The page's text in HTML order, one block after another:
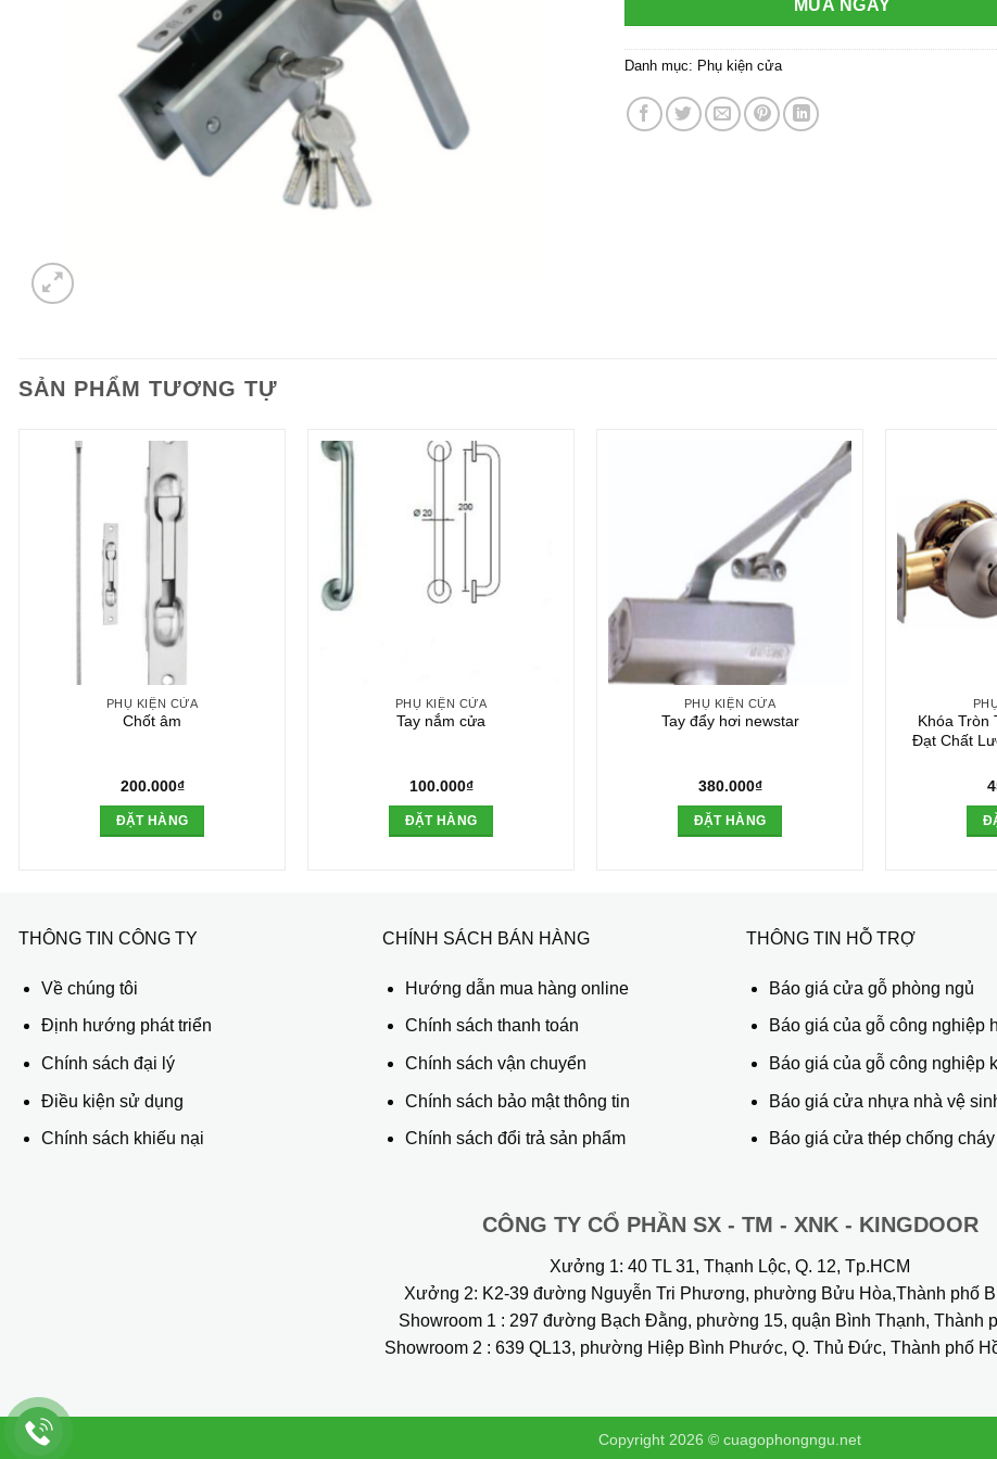
MUA NGAY
Danh mục: Phụ kiện cửa
SẢN PHẨM TƯƠNG TỰ
PHỤ KIỆN CỬA
Chốt âm
200.000₫
ĐẶT HÀNG
PHỤ KIỆN CỬA
Tay nắm cửa
100.000₫
ĐẶT HÀNG
PHỤ KIỆN CỬA
Tay đẩy hơi newstar
380.000₫
ĐẶT HÀNG
Khóa Tròn
Đạt Chất
THÔNG TIN CÔNG TY
Về chúng tôi
Định hướng phát triển
Chính sách đại lý
Điều kiện sử dụng
Chính sách khiếu nại
CHÍNH SÁCH BÁN HÀNG
Hướng dẫn mua hàng online
Chính sách thanh toán
Chính sách vận chuyển
Chính sách bảo mật thông tin
Chính sách đổi trả sản phẩm
THÔNG TIN HỖ TRỢ
Báo giá cửa gỗ phòng ngủ
Báo giá của gỗ công nghiệp
Báo giá của gỗ công nghiệp
Báo giá cửa nhựa nhà vệ
Báo giá cửa thép chống cháy
CÔNG TY CỔ PHẦN SX - TM - XNK - KINGDOOR
Xưởng 1: 40 TL 31, Thạnh Lộc, Q. 12, Tp.HCM
Xưởng 2: K2-39 đường Nguyễn Tri Phương, phường Bửu Hòa,Thành phố
Showroom 1 : 297 đường Bạch Đằng, phường 15, quận Bình Thạnh, Thành
Showroom 2 : 639 QL13, phường Hiệp Bình Phước, Q. Thủ Đức, Thành phố
Copyright 2026 © cuagophongngu.net